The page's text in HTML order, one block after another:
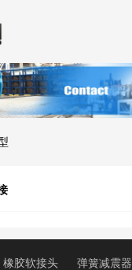
橡胶软接头 弹簧减震器